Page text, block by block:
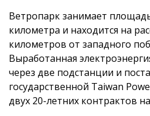
Ветропарк занимает
километра и находится на
километров от западного
Выработанная
через две подстанции и
государственной Taiwan
двух 20-летних контрактов